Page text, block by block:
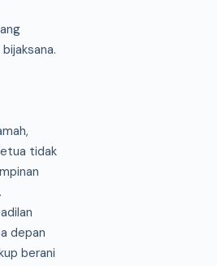
tidak
depan
berani